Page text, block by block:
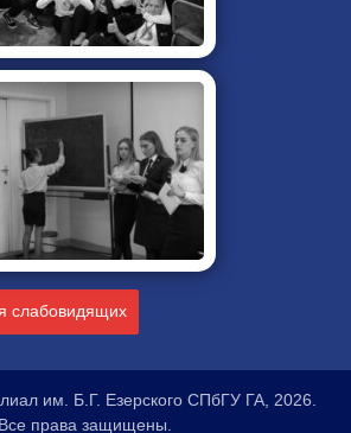
слабовидящих
им. Б.Г. Езерского СПбГУ ГА, 2026.
Все права защищены.